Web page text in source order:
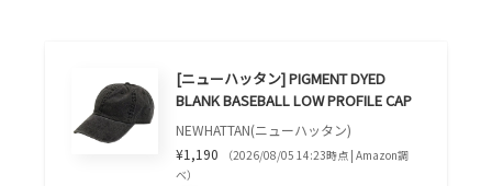
[ニューハッタン] PIGMENT DYED
BLANK BASEBALL LOW PROFILE CAP
NEWHATTAN(ニューハッタン)
¥1,190
（2026/08/05 14:23時点 | Amazon調
べ）